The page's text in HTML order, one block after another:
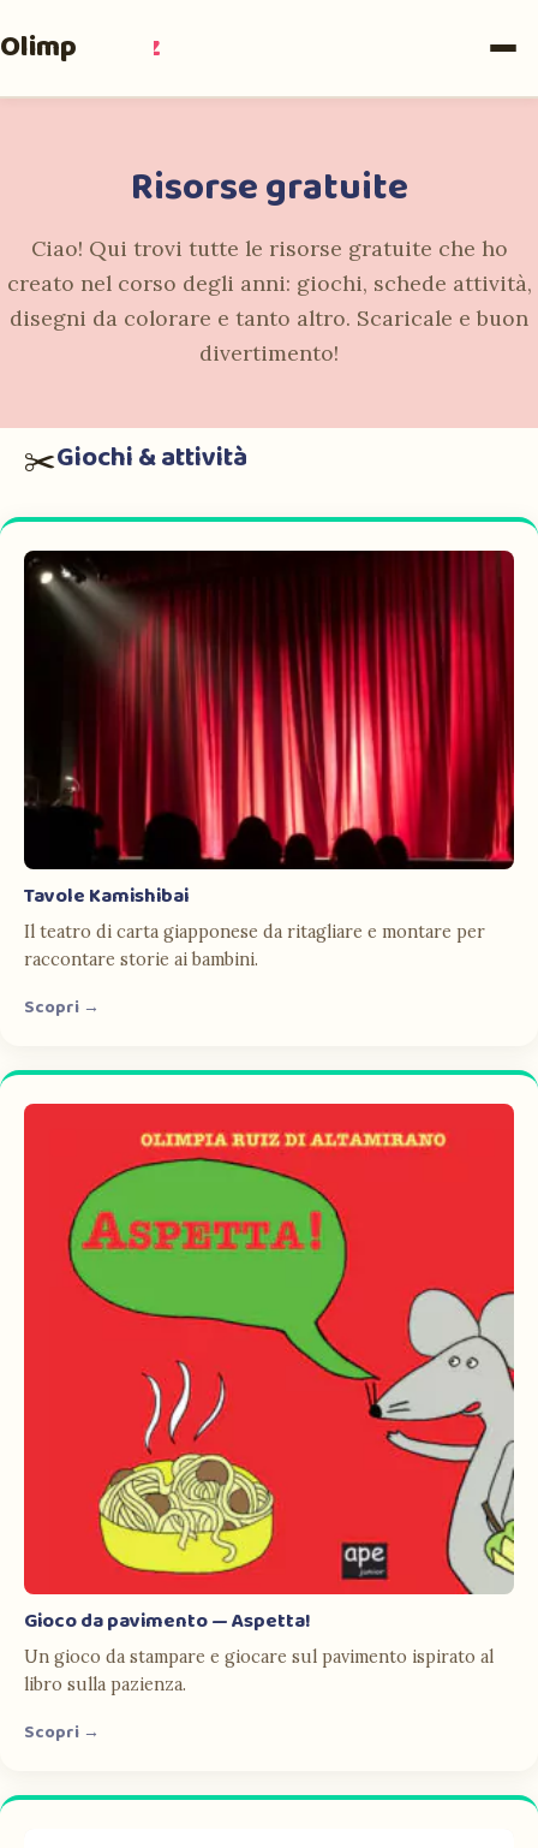
Olimpia Ruiz
Risorse gratuite
Ciao! Qui trovi tutte le risorse gratuite che ho
creato nel corso degli anni: giochi, schede attività,
disegni da colorare e tanto altro. Scaricale e buon
divertimento!
✂️Giochi & attività
Tavole Kamishibai
Il teatro di carta giapponese da ritagliare e montare per
raccontare storie ai bambini.
Scopri →
Gioco da pavimento — Aspetta!
Un gioco da stampare e giocare sul pavimento ispirato al
libro sulla pazienza.
Scopri →